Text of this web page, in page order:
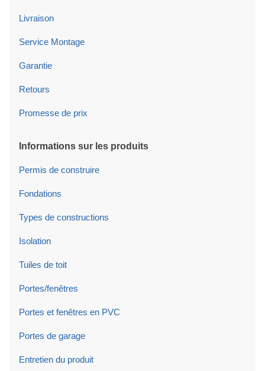
Livraison
Service Montage
Garantie
Retours
Promesse de prix
Informations sur les produits
Permis de construire
Fondations
Types de constructions
Isolation
Tuiles de toit
Portes/fenêtres
Portes et fenêtres en PVC
Portes de garage
Entretien du produit